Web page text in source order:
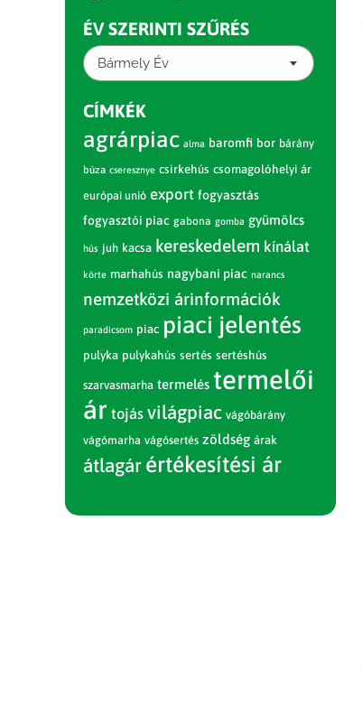
ÉV SZERINTI SZŰRÉS
Bármely Év
CÍMKÉK
agrárpiac alma baromfi bor bárány
búza cseresznye csirkehús csomagolóhelyi ár
európai unió export fogyasztás
fogyasztói piac gabona gomba gyümölcs
hús juh kacsa kereskedelem kínálat
körte marhahús nagybani piac narancs
nemzetközi árinformációk
paradicsom piac piaci jelentés
pulyka pulykahús sertés sertéshús
szarvasmarha termelés termelői
ár tojás világpiac vágóbárány
vágómarha vágósertés zöldség árak
átlagár értékesítési ár